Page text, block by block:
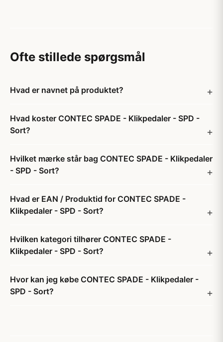
Ofte stillede spørgsmål
Hvad er navnet på produktet?
Hvad koster CONTEC SPADE - Klikpedaler - SPD -
Sort?
Hvilket mærke står bag CONTEC SPADE - Klikpedaler
- SPD - Sort?
Hvad er EAN / Produktid for CONTEC SPADE -
Klikpedaler - SPD - Sort?
Hvilken kategori tilhører CONTEC SPADE -
Klikpedaler - SPD - Sort?
Hvor kan jeg købe CONTEC SPADE - Klikpedaler -
SPD - Sort?